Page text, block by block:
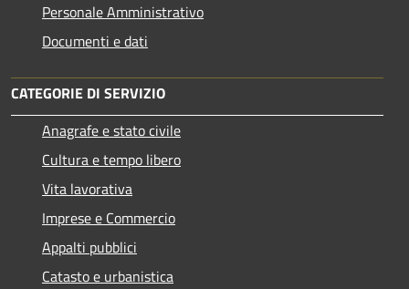
Personale Amministrativo
Documenti e dati
CATEGORIE DI SERVIZIO
Anagrafe e stato civile
Cultura e tempo libero
Vita lavorativa
Imprese e Commercio
Appalti pubblici
Catasto e urbanistica